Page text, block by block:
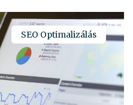
SEO Optimalizálás